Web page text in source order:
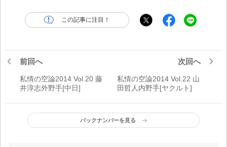
この記事に注目！
前回へ
私情の空論2014 Vol.20 藤
井淳志外野手[中日]
次回へ
私情の空論2014 Vol.22 山
田哲人内野手[ヤクルト]
バックナンバーを見る